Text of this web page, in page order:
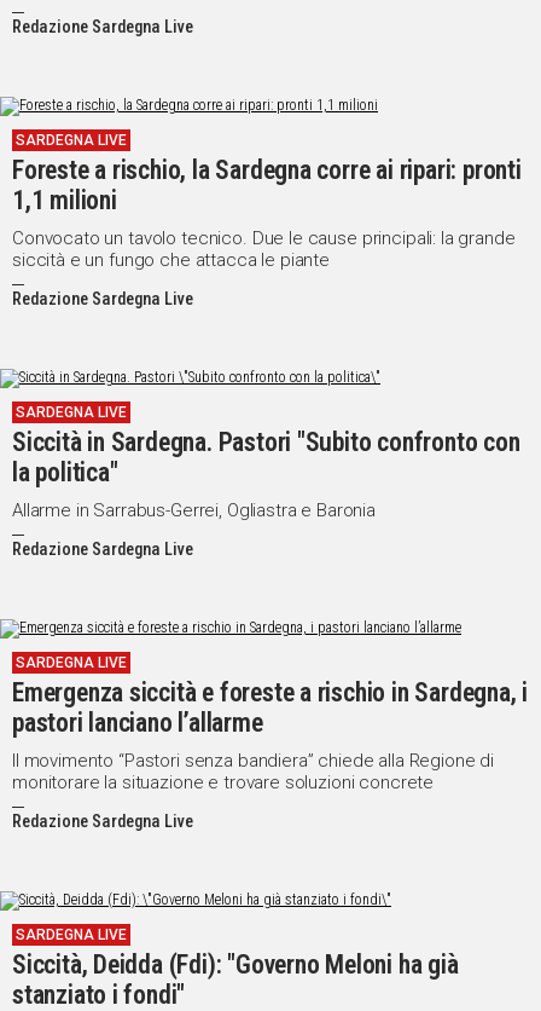
Redazione Sardegna Live
SARDEGNA LIVE
Foreste a rischio, la Sardegna corre ai ripari: pronti
1,1 milioni
Convocato un tavolo tecnico. Due le cause principali: la grande
siccità e un fungo che attacca le piante
Redazione Sardegna Live
SARDEGNA LIVE
Siccità in Sardegna. Pastori "Subito confronto con
la politica"
Allarme in Sarrabus-Gerrei, Ogliastra e Baronia
Redazione Sardegna Live
SARDEGNA LIVE
Emergenza siccità e foreste a rischio in Sardegna, i
pastori lanciano l’allarme
Il movimento “Pastori senza bandiera” chiede alla Regione di
monitorare la situazione e trovare soluzioni concrete
Redazione Sardegna Live
SARDEGNA LIVE
Siccità, Deidda (Fdi): "Governo Meloni ha già
stanziato i fondi"